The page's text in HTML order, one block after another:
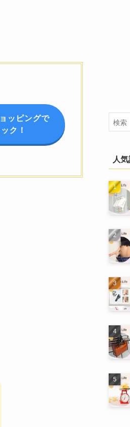
ッピングで
ク！
人